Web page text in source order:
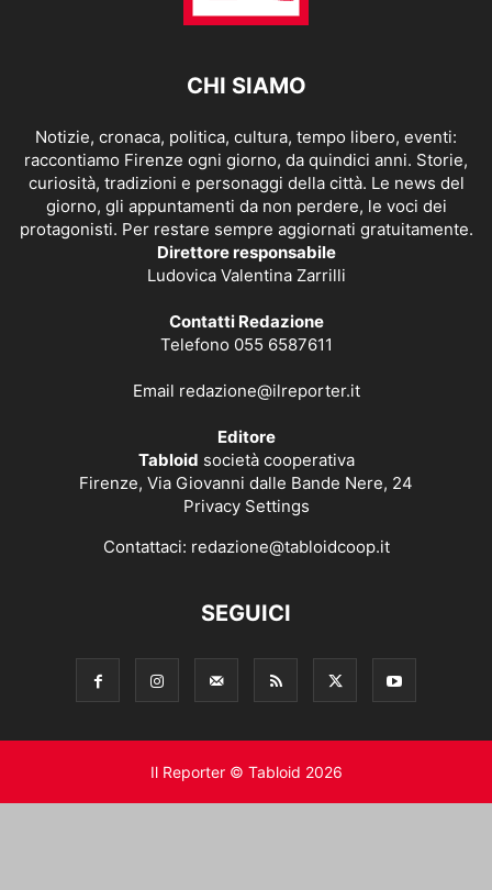
CHI SIAMO
Notizie, cronaca, politica, cultura, tempo libero, eventi:
raccontiamo Firenze ogni giorno, da quindici anni. Storie,
curiosità, tradizioni e personaggi della città. Le news del
giorno, gli appuntamenti da non perdere, le voci dei
protagonisti. Per restare sempre aggiornati gratuitamente.
Direttore responsabile
Ludovica Valentina Zarrilli
Contatti Redazione
Telefono 055 6587611
Email redazione@ilreporter.it
Editore
Tabloid società cooperativa
Firenze, Via Giovanni dalle Bande Nere, 24
Privacy Settings
Contattaci: redazione@tabloidcoop.it
SEGUICI
Il Reporter © Tabloid 2026